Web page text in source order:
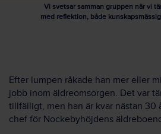
Vi svetsar samman gruppen när vi
med reflektion, både
Efter lumpen råkade han mer eller
jobb inom äldreomsorgen. Det var
tillfälligt, men han är kvar nästan 30
chef för Nockebyhöjdens